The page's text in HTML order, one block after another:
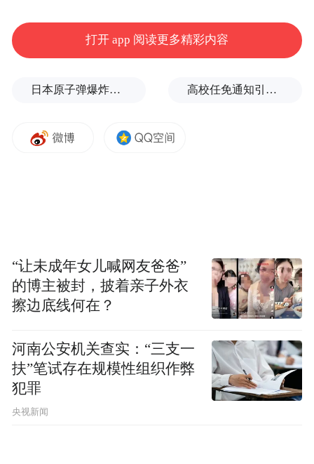
报采访时表示，当前改善型住房的购房者是
市场的重要消费群体。然而，在他们出售现
应量失衡和流通性不足等问题，使得这部分
措，有助于激活潜在需求、盘活存量房产、
优化增量住房，并促进市场平稳健康发展。
打开 app 阅读更多精彩内容
日本原子弹爆炸亲历者反对高市修改无核三原则，“她应该下台” 高校任免通知引关注：科长、主任自愿辞职，转任思政辅导员
“让未成年女儿喊网友爸爸”
的博主被封，披着亲子外衣
擦边底线何在？
河南公安机关查实：“三支一
扶”笔试存在规模性组织作弊
犯罪
央视新闻